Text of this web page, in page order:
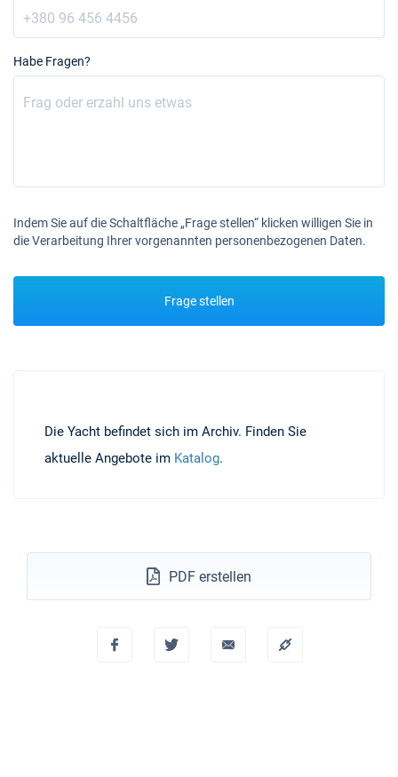
Habe Fragen?
Indem Sie auf die Schaltfläche „Frage stellen“ klicken willigen Sie in
die Verarbeitung Ihrer vorgenannten personenbezogenen Daten.
Frage stellen
Die Yacht befindet sich im Archiv. Finden Sie
aktuelle Angebote im Katalog.
PDF erstellen